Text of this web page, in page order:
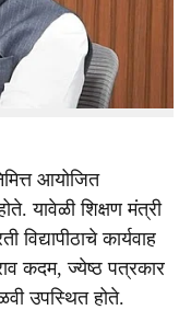
मालमत्तांना अधिकृत
त्या मालमत्तेचा
करता येईल, असेही
आयोजित
यावेळी शिक्षण मंत्री
विद्यापीठाचे कार्यवाह
कदम, ज्येष्ठ पत्रकार
उपस्थित होते.